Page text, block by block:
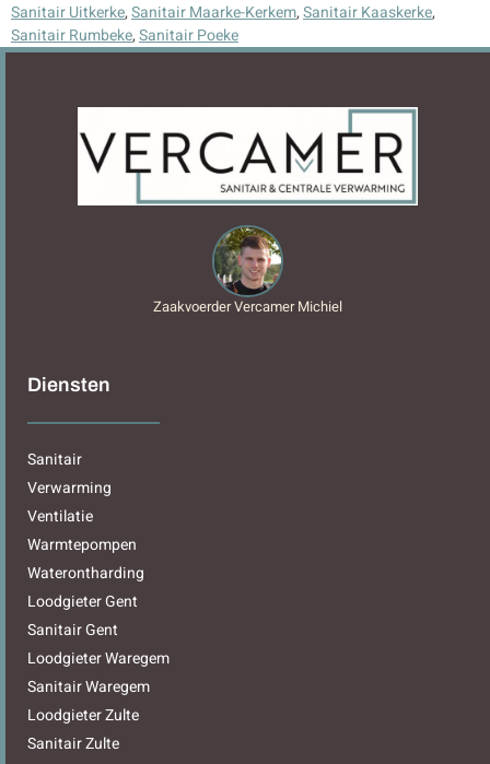
Sanitair Uitkerke,Sanitair Maarke-Kerkem,Sanitair Kaaskerke,
Sanitair Rumbeke,Sanitair Poeke
Zaakvoerder Vercamer Michiel
Diensten
Sanitair
Verwarming
Ventilatie
Warmtepompen
Waterontharding
Loodgieter Gent
Sanitair Gent
Loodgieter Waregem
Sanitair Waregem
Loodgieter Zulte
Sanitair Zulte